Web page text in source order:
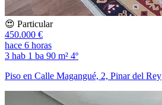
😍 Particular
450.000 €
hace 6 horas
3 hab 1 ba 90 m² 4º
Piso en Calle Magangué, 2, Pinar del Rey